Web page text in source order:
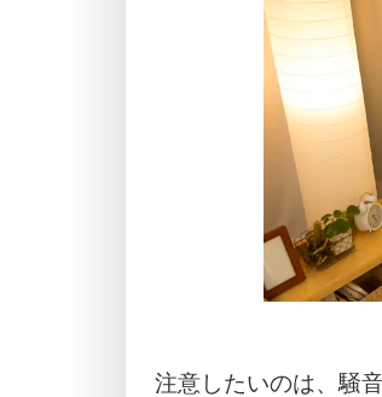
注意したいのは、騒音